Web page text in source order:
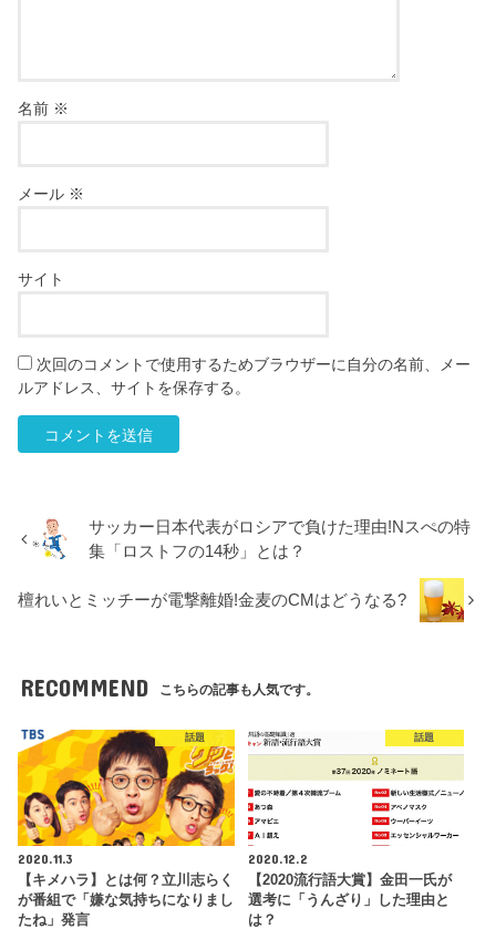
名前 ※
メール ※
サイト
次回のコメントで使用するためブラウザーに自分の名前、メー
ルアドレス、サイトを保存する。
サッカー日本代表がロシアで負けた理由!Nスぺの特
集「ロストフの14秒」とは？
檀れいとミッチーが電撃離婚!金麦のCMはどうなる?
RECOMMEND こちらの記事も人気です。
話題
2020.11.3
【キメハラ】とは何？立川志らく
が番組で「嫌な気持ちになりまし
たね」発言
話題
2020.12.2
【2020流行語大賞】金田一氏が
選考に「うんざり」した理由と
は？